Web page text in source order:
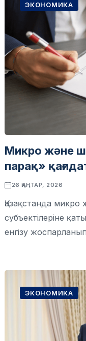
ЭКОНОМИКА
Микро және
парақ»
26 ҚАҢТАР, 2026
Қазақстанда
субъектілеріне
енгізу
ЭКОНОМИКА